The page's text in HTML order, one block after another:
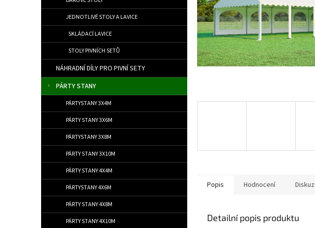
JEDNOTLIVÉ STOLY A LAVICE
SKLÁDACÍ LAVICE
STOLY PIVNÍCH SETŮ
NÁHRADNÍ DÍLY PRO PIVNÍ SETY
PÁRTY STANY
PÁRTYSTANY 3X4M
PÁRTY STANY 3X6M
PÁRTYSTANY 3X8M
PÁRTY STANY 3X10M
PÁRTY STANY 4X4M
PÁRTYSTANY 4X6M
PÁRTY STANY 4X8M
PÁRTY STANY 4X10M
Popis Hodnocení
Detailní popis produktu